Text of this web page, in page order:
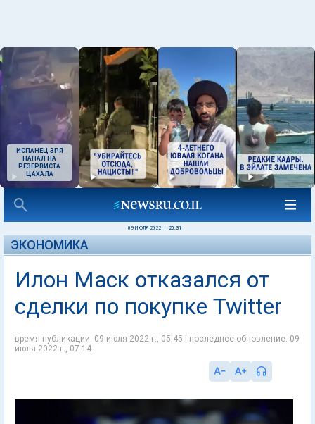
ИСПАНЕЦ ЗРЯ
НАПАЛ НА
РЕЗЕРВИСТА
ЦАХАЛА
09 ИЮЛЯ 2022 20:31
ЭКОНОМИКА
Илон Маск отказался от
сделки по покупке Twitter
время публикации: 09 июля 2022 г., 05:45 | последнее обновление: 09
июля 2022 г., 07:14